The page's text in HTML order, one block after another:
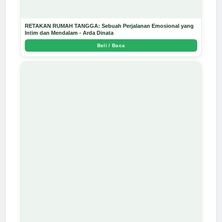
RETAKAN RUMAH TANGGA: Sebuah Perjalanan Emosional yang
Intim dan Mendalam - Arda Dinata
Beli / Baca